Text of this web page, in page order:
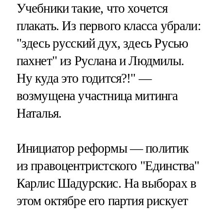
Учебники такие, что хочется
плакать. Из первого класса убрали:
"здесь русский дух, здесь Русью
пахнет" из Руслана и Людмилы.
Ну куда это годится?!" —
возмущена участница митинга
Наталья.
Инициатор реформы — политик
из правоцентристского "Единства"
Карлис Шадурскис. На выборах в
этом октябре его партия рискует